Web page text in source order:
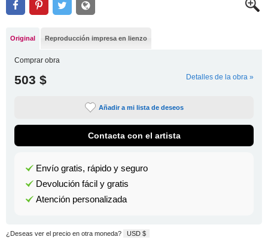
Original Reproducción impresa en lienzo
Comprar obra
503 $ Detalles de la obra »
Añadir a mi lista de deseos
Contacta con el artista
Envío gratis, rápido y seguro
Devolución fácil y gratis
Atención personalizada
¿Deseas ver el precio en otra moneda? USD $